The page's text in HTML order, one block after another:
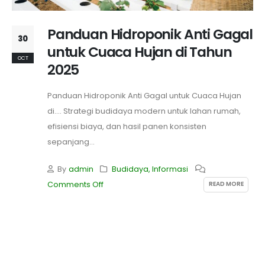
30
OCT
Panduan Hidroponik Anti Gagal
untuk Cuaca Hujan di Tahun
2025
Panduan Hidroponik Anti Gagal untuk Cuaca Hujan
di.... Strategi budidaya modern untuk lahan rumah,
efisiensi biaya, dan hasil panen konsisten
sepanjang...
By admin Budidaya, Informasi
Comments Off
READ MORE